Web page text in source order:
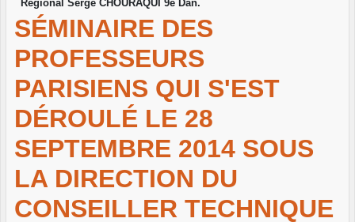
Régional Serge CHOURAQUI 9e Dan.
SÉMINAIRE DES
PROFESSEURS
PARISIENS QUI S'EST
DÉROULÉ LE 28
SEPTEMBRE 2014 SOUS
LA DIRECTION DU
CONSEILLER TECHNIQUE